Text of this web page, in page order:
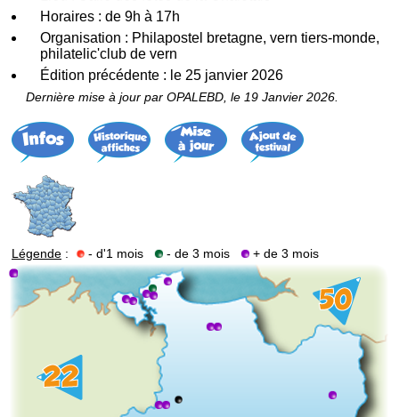
Horaires : de 9h à 17h
Organisation : Philapostel bretagne, vern tiers-monde,
philatelic'club de vern
Édition précédente : le 25 janvier 2026
Dernière mise à jour par OPALEBD, le 19 Janvier 2026.
Légende : - d'1 mois - de 3 mois + de 3 mois